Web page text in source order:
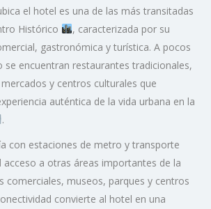
el hotel es una de las más transitadas
Histórico
, caracterizada por su
gastronómica y turística. A pocos
se encuentran restaurantes tradicionales,
y centros culturales que
auténtica de la vida urbana en la
.
con estaciones de metro y transporte
acceso a otras áreas importantes de la
comerciales, museos, parques y centros
convierte al hotel en una